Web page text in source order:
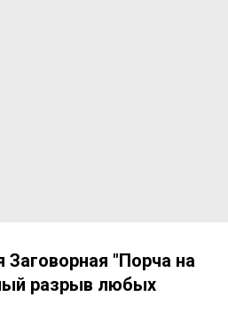
Заговорная "Порча на
разрыв любых